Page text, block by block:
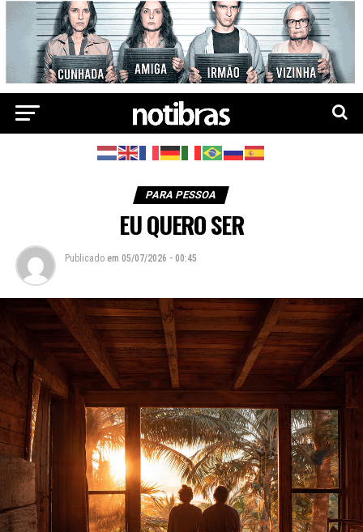
PARA PESSOA
EU QUERO SER
Publicado em 05/07/2026 - 00:45